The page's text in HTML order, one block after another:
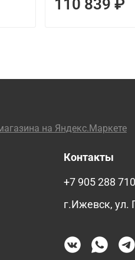
110 839 ₽
Контакты
+7 905 288
г.Ижевск, ул.